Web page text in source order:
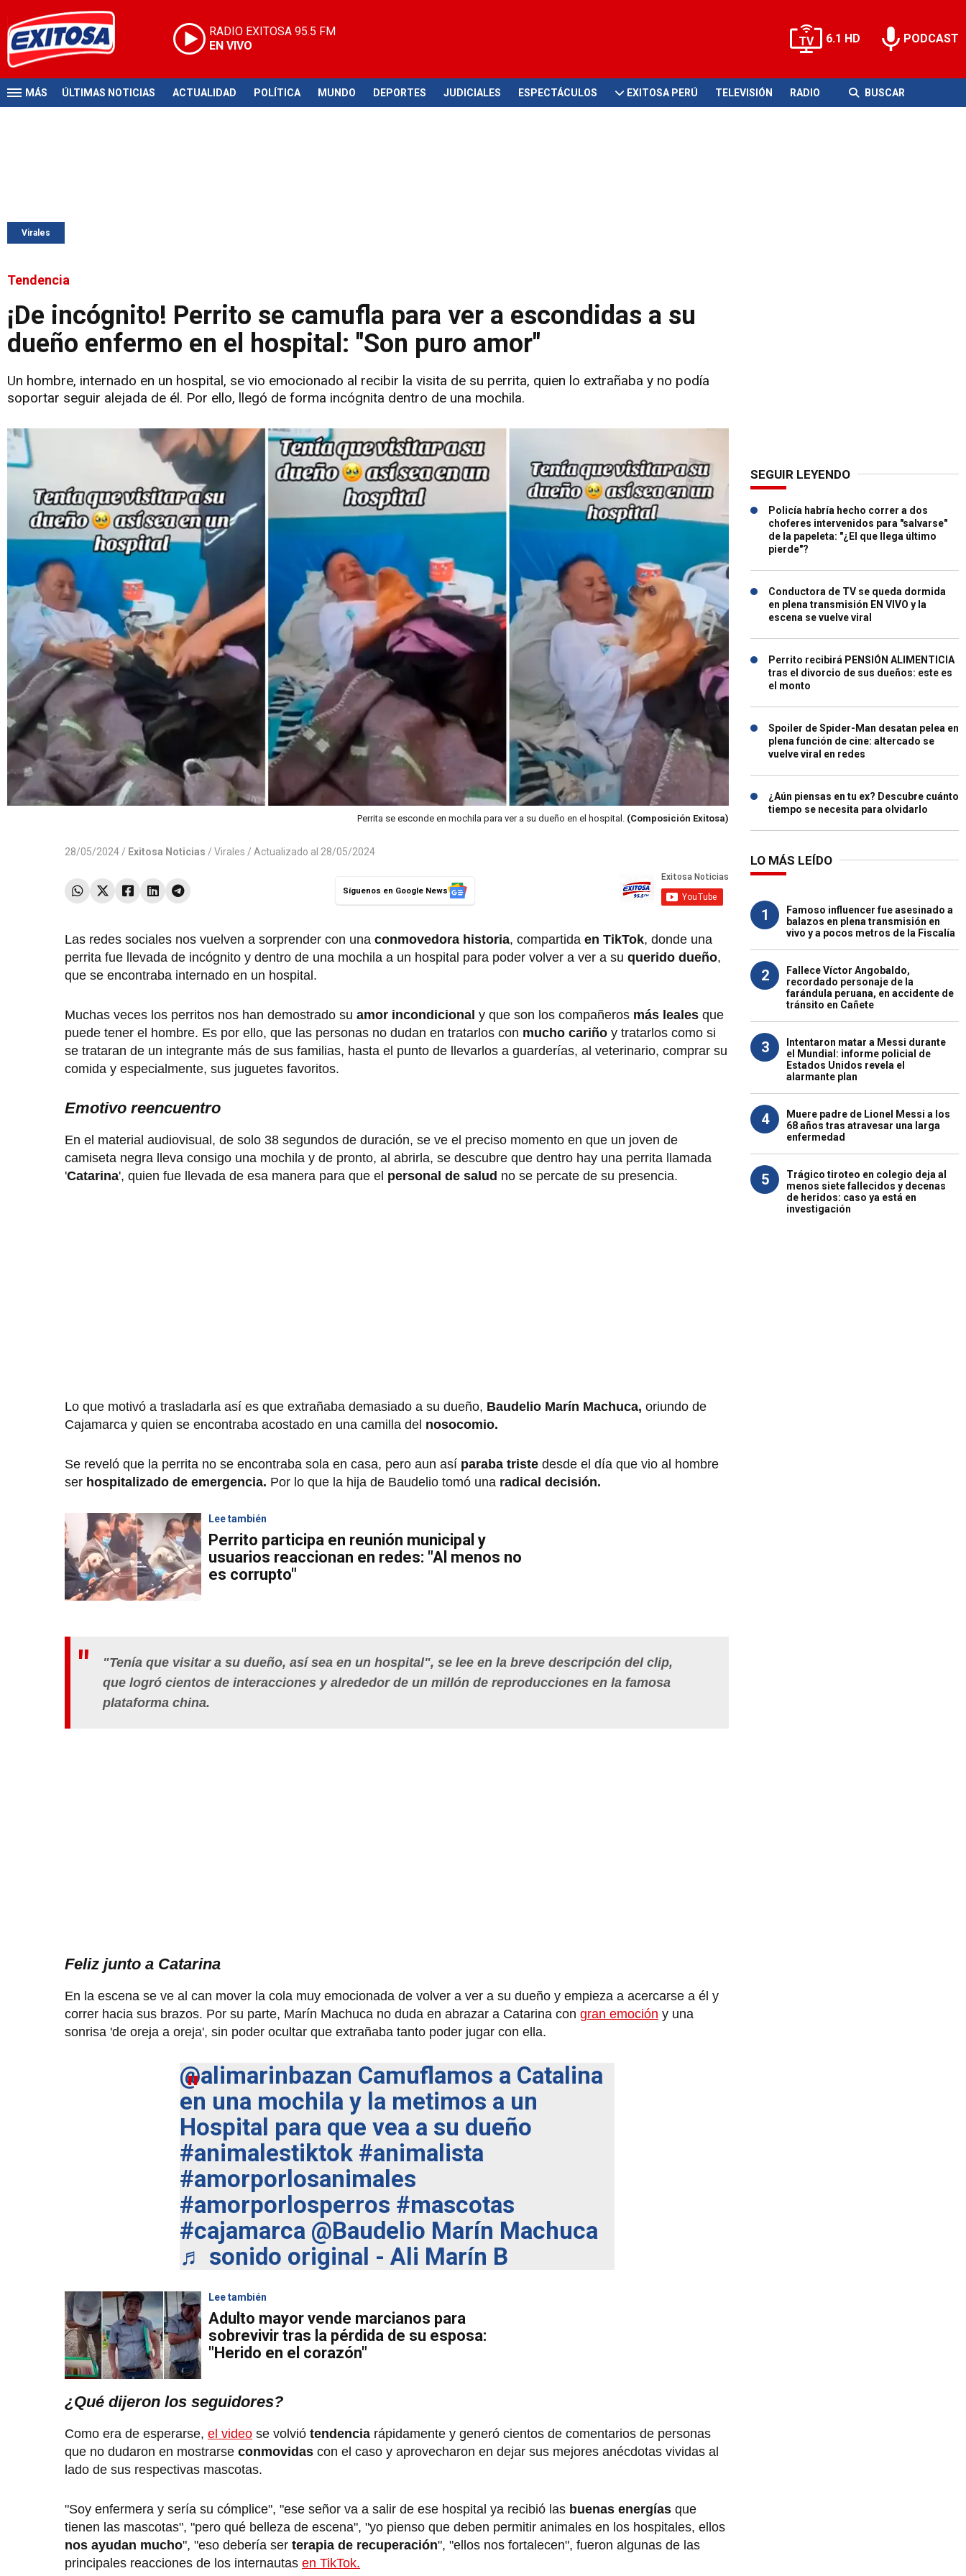
RADIO EXITOSA 95.5 FM
EN VIVO
6.1 HD PODCAST
MÁS ÚLTIMAS NOTICIAS ACTUALIDAD POLÍTICA MUNDO DEPORTES JUDICIALES ESPECTÁCULOS EXITOSA PERÚ TELEVISIÓN RADIO BUSCAR
Virales
Tendencia
¡De incógnito! Perrito se camufla para ver a escondidas a su
dueño enfermo en el hospital: "Son puro amor"
Un hombre, internado en un hospital, se vio emocionado al recibir la visita de su perrita, quien lo extrañaba y no podía
soportar seguir alejada de él. Por ello, llegó de forma incógnita dentro de una mochila.
Perrita se esconde en mochila para ver a su dueño en el hospital. (Composición Exitosa)
28/05/2024 / Exitosa Noticias / Virales / Actualizado al 28/05/2024
Síguenos en Google News
Las redes sociales nos vuelven a sorprender con una conmovedora historia, compartida en TikTok, donde una
perrita fue llevada de incógnito y dentro de una mochila a un hospital para poder volver a ver a su querido dueño,
que se encontraba internado en un hospital.
Muchas veces los perritos nos han demostrado su amor incondicional y que son los compañeros más leales que
puede tener el hombre. Es por ello, que las personas no dudan en tratarlos con mucho cariño y tratarlos como si
se trataran de un integrante más de sus familias, hasta el punto de llevarlos a guarderías, al veterinario, comprar su
comida y especialmente, sus juguetes favoritos.
Emotivo reencuentro
En el material audiovisual, de solo 38 segundos de duración, se ve el preciso momento en que un joven de
camiseta negra lleva consigo una mochila y de pronto, al abrirla, se descubre que dentro hay una perrita llamada
'Catarina', quien fue llevada de esa manera para que el personal de salud no se percate de su presencia.
Lo que motivó a trasladarla así es que extrañaba demasiado a su dueño, Baudelio Marín Machuca, oriundo de
Cajamarca y quien se encontraba acostado en una camilla del nosocomio.
Se reveló que la perrita no se encontraba sola en casa, pero aun así paraba triste desde el día que vio al hombre
ser hospitalizado de emergencia. Por lo que la hija de Baudelio tomó una radical decisión.
Lee también
Perrito participa en reunión municipal y
usuarios reaccionan en redes: "Al menos no
es corrupto"
"Tenía que visitar a su dueño, así sea en un hospital", se lee en la breve descripción del clip,
que logró cientos de interacciones y alrededor de un millón de reproducciones en la famosa
plataforma china.
Feliz junto a Catarina
En la escena se ve al can mover la cola muy emocionada de volver a ver a su dueño y empieza a acercarse a él y
correr hacia sus brazos. Por su parte, Marín Machuca no duda en abrazar a Catarina con gran emoción y una
sonrisa 'de oreja a oreja', sin poder ocultar que extrañaba tanto poder jugar con ella.
@alimarinbazan Camuflamos a Catalina
en una mochila y la metimos a un
Hospital para que vea a su dueño
#animalestiktok #animalista
#amorporlosanimales
#amorporlosperros #mascotas
#cajamarca @Baudelio Marín Machuca
♬ sonido original - Ali Marín B
Lee también
Adulto mayor vende marcianos para
sobrevivir tras la pérdida de su esposa:
"Herido en el corazón"
¿Qué dijeron los seguidores?
Como era de esperarse, el video se volvió tendencia rápidamente y generó cientos de comentarios de personas
que no dudaron en mostrarse conmovidas con el caso y aprovecharon en dejar sus mejores anécdotas vividas al
lado de sus respectivas mascotas.
"Soy enfermera y sería su cómplice", "ese señor va a salir de ese hospital ya recibió las buenas energías que
tienen las mascotas", "pero qué belleza de escena", "yo pienso que deben permitir animales en los hospitales, ellos
nos ayudan mucho", "eso debería ser terapia de recuperación", "ellos nos fortalecen", fueron algunas de las
principales reacciones de los internautas en TikTok.
SEGUIR LEYENDO
Policía habría hecho correr a dos
choferes intervenidos para "salvarse"
de la papeleta: "¿El que llega último
pierde"?
Conductora de TV se queda dormida
en plena transmisión EN VIVO y la
escena se vuelve viral
Perrito recibirá PENSIÓN ALIMENTICIA
tras el divorcio de sus dueños: este es
el monto
Spoiler de Spider-Man desatan pelea en
plena función de cine: altercado se
vuelve viral en redes
¿Aún piensas en tu ex? Descubre cuánto
tiempo se necesita para olvidarlo
LO MÁS LEÍDO
1
Famoso influencer fue asesinado a
balazos en plena transmisión en
vivo y a pocos metros de la Fiscalía
2
Fallece Víctor Angobaldo,
recordado personaje de la
farándula peruana, en accidente de
tránsito en Cañete
3
Intentaron matar a Messi durante
el Mundial: informe policial de
Estados Unidos revela el
alarmante plan
4
Muere padre de Lionel Messi a los
68 años tras atravesar una larga
enfermedad
5
Trágico tiroteo en colegio deja al
menos siete fallecidos y decenas
de heridos: caso ya está en
investigación